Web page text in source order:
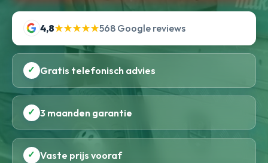
4,8★★★★★568 Google reviews
✓ Gratis telefonisch advies
✓ 3 maanden garantie
✓ Vaste prijs vooraf